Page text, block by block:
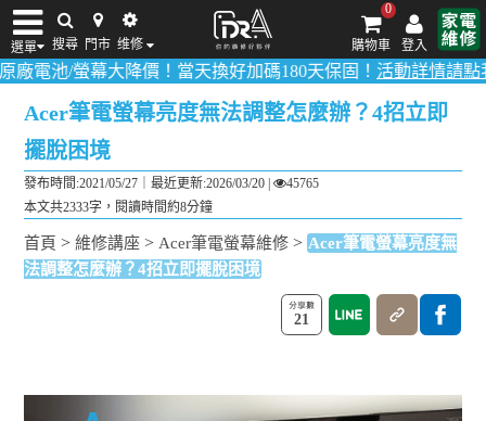
選單 搜尋 門市 维修 登入
0
購物車
iPhone維修/價格 筆電維修/價格 Android手機維修/價格 MacBook維修/價
降價！當天換好加碼180天保固！活動詳情請點我！多數品項
Acer筆電螢幕亮度無法調整怎麼辦？4招立即
擺脫困境
發布時間:2021/05/27｜最近更新:2026/03/20 |
45765
本文共2333字，閱讀時間約8分鐘
首頁 >維修講座 > Acer筆電螢幕維修 > Acer筆電螢幕亮度無
法調整怎麼辦？4招立即擺脫困境
21